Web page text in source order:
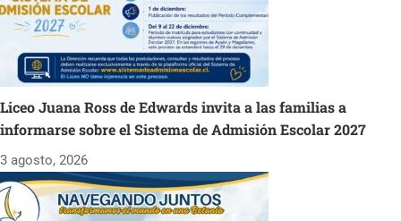
Liceo Juana Ross de Edwards invita a las familias a
informarse sobre el Sistema de Admisión Escolar 2027
3 agosto, 2026